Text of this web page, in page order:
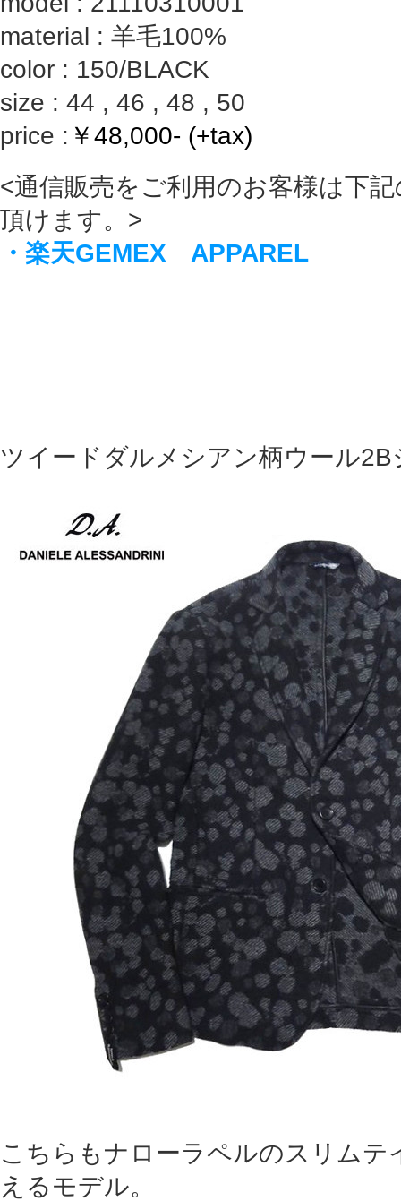
material : 羊毛100%
color : 150/BLACK
size : 44 , 46 , 48 , 50
price : ￥48,000- (+tax)
<通信販売をご利用のお客様は下
頂けます。>
・楽天GEMEX APPAREL
ツイードダルメシアン柄ウール
こちらもナローラペルのスリムテ
えるモデル。